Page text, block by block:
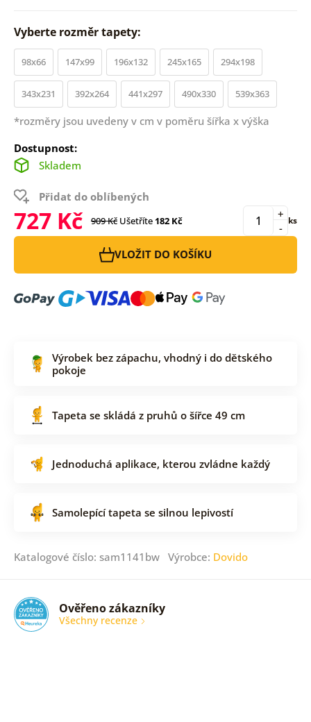
Vyberte rozměr tapety:
98x66 147x99 196x132 245x165 294x198
343x231 392x264 441x297 490x330 539x363
*rozměry jsou uvedeny v cm v poměru šířka x výška
Dostupnost:
Skladem
Přidat do oblíbených
727 Kč 909 Kč Ušetříte182 Kč -
+ ks
VLOŽIT DO KOŠÍKU
Výrobek bez zápachu, vhodný i do dětského
pokoje
Tapeta se skládá z pruhů o šířce 49 cm
Jednoduchá aplikace, kterou zvládne každý
Samolepící tapeta se silnou lepivostí
Katalogové číslo: sam1141bw Výrobce: Dovido
Ověřeno zákazníky
Všechny recenze